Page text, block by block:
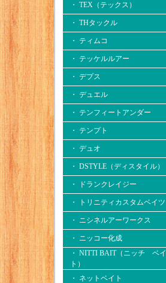
・ TEX（テックス）
・ THタックル
・ ティムコ
・ テッケルルアー
・ デプス
・ デュエル
・ テンフィートアンダー
・ テンプト
・ デュオ
・ DSTYLE（ディスタイル）
・ ドランクレイジー
・ トリニティカスタムベイツ
・ ニシネルアーワークス
・ ニッコー化成
・ NITTI BAIT（ニッチ ベイ
ト）
・ ネットベイト